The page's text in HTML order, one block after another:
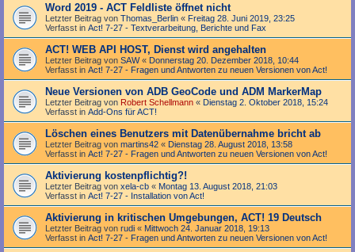
Word 2019 - ACT Feldliste öffnet nicht
Letzter Beitrag von Thomas_Berlin « Freitag 28. Juni 2019, 23:25
Verfasst in Act! 7-27 - Text­­ver­arbei­tung, Berichte und Fax
ACT! WEB API HOST, Dienst wird angehalten
Letzter Beitrag von SAW« Donnerstag 20. Dezember 2018, 10:44
Verfasst in Act! 7-27 - Fragen und Antworten zu neuen Versionen von Act!
Neue Versionen von ADB GeoCode und ADM MarkerMap
Letzter Beitrag von Robert Schellmann « Dienstag 2. Oktober 2018, 15:24
Verfasst in Add-Ons für ACT!
Löschen eines Benutzers mit Datenübernahme bricht ab
Letzter Beitrag von martins42 « Dienstag 28. August 2018, 13:58
Verfasst in Act! 7-27 - Fragen und Antworten zu neuen Versionen von Act!
Aktivierung kostenpflichtig?!
Letzter Beitrag von xela-cb « Montag 13. August 2018, 21:03
Verfasst in Act! 7-27 - Installation von Act!
Aktivierung in kritischen Umgebungen, ACT! 19 Deutsch
Letzter Beitrag von rudi « Mittwoch 24. Januar 2018, 19:13
Verfasst in Act! 7-27 - Fragen und Antworten zu neuen Versionen von Act!